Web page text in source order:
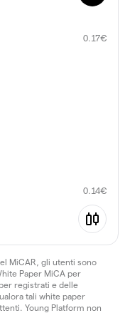
0.17€
0.14€
MiCAR, gli utenti sono
Paper MiCA per
registrati e delle
tali white paper
Young Platform non